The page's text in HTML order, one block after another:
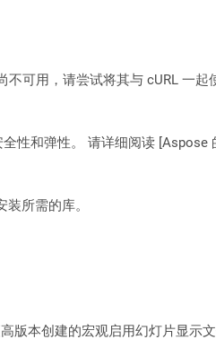
可用，请尝试将其与 cURL 一起
性和弹性。 请详细阅读
所需的库。
本创建的宏观启用幻灯片显示